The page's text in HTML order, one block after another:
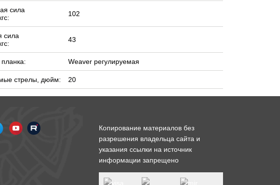
сила
102
сила
43
Weaver регулируемая
стрелы, дюйм: 20
Копирование материалов без
разрешения владельца сайта и
указания ссылки на источник
информации запрещено